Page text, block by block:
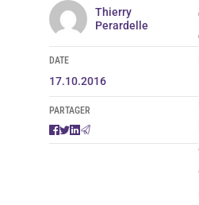
Thierry
Perardelle
DATE
17.10.2016
PARTAGER